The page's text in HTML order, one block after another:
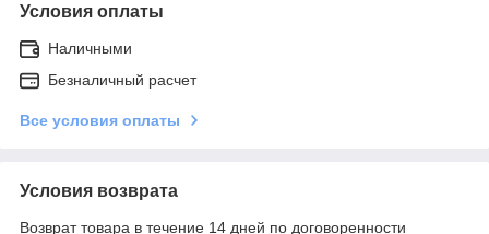
Условия оплаты
Наличными
Безналичный расчет
Все условия оплаты
Условия возврата
Возврат товара в течение 14 дней по договоренности